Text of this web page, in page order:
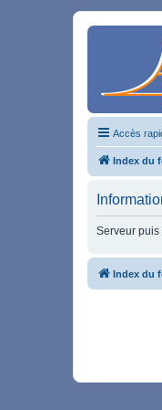
Accès
Index du
Serveur
Index du